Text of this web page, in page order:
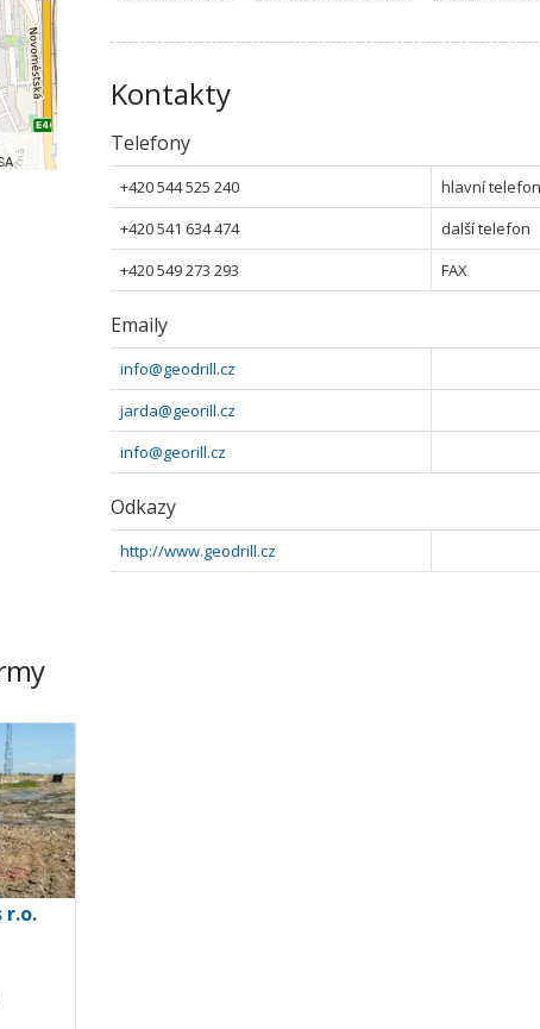
Kontakty
Telefony
+420 544 525 240
hlavní telefon
+420 541 634 474
další telefon
+420 549 273 293
FAX
Emaily
info@geodrill.cz
jarda@georill.cz
info@georill.cz
Odkazy
http://www.geodrill.cz
r.o.